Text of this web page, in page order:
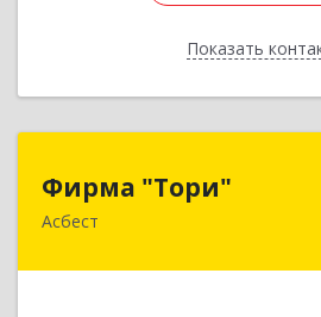
ПоказатьНазад
Фирма "Тори"
Асбест
624286, Свердловская обл,